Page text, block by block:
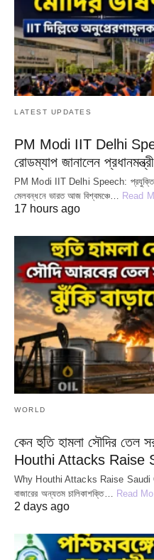
LATEST UPDATES
PM Modi IIT Delhi
রোডম্যাপ জানালেন প্রধানমন্ত্রী
PM Modi IIT Delhi Speech: প্রযুক্তি,
মেলবন্ধনে ভারত আজ বিশ্বমঞ্চে…
Read
17 hours ago
WORLD
কেন হুতি হামলা সৌদির তেল
Houthi Attacks Raise
Why Houthi Attacks Raise Saudi
বাজারের অন্যতম চালিকাশক্তি… Read
2 days ago